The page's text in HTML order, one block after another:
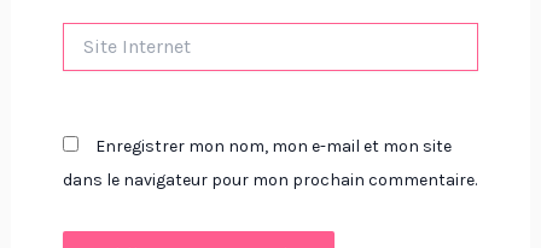
Internet
Enregistrer mon nom, mon e-mail et mon site
dans le navigateur pour mon prochain commentaire.